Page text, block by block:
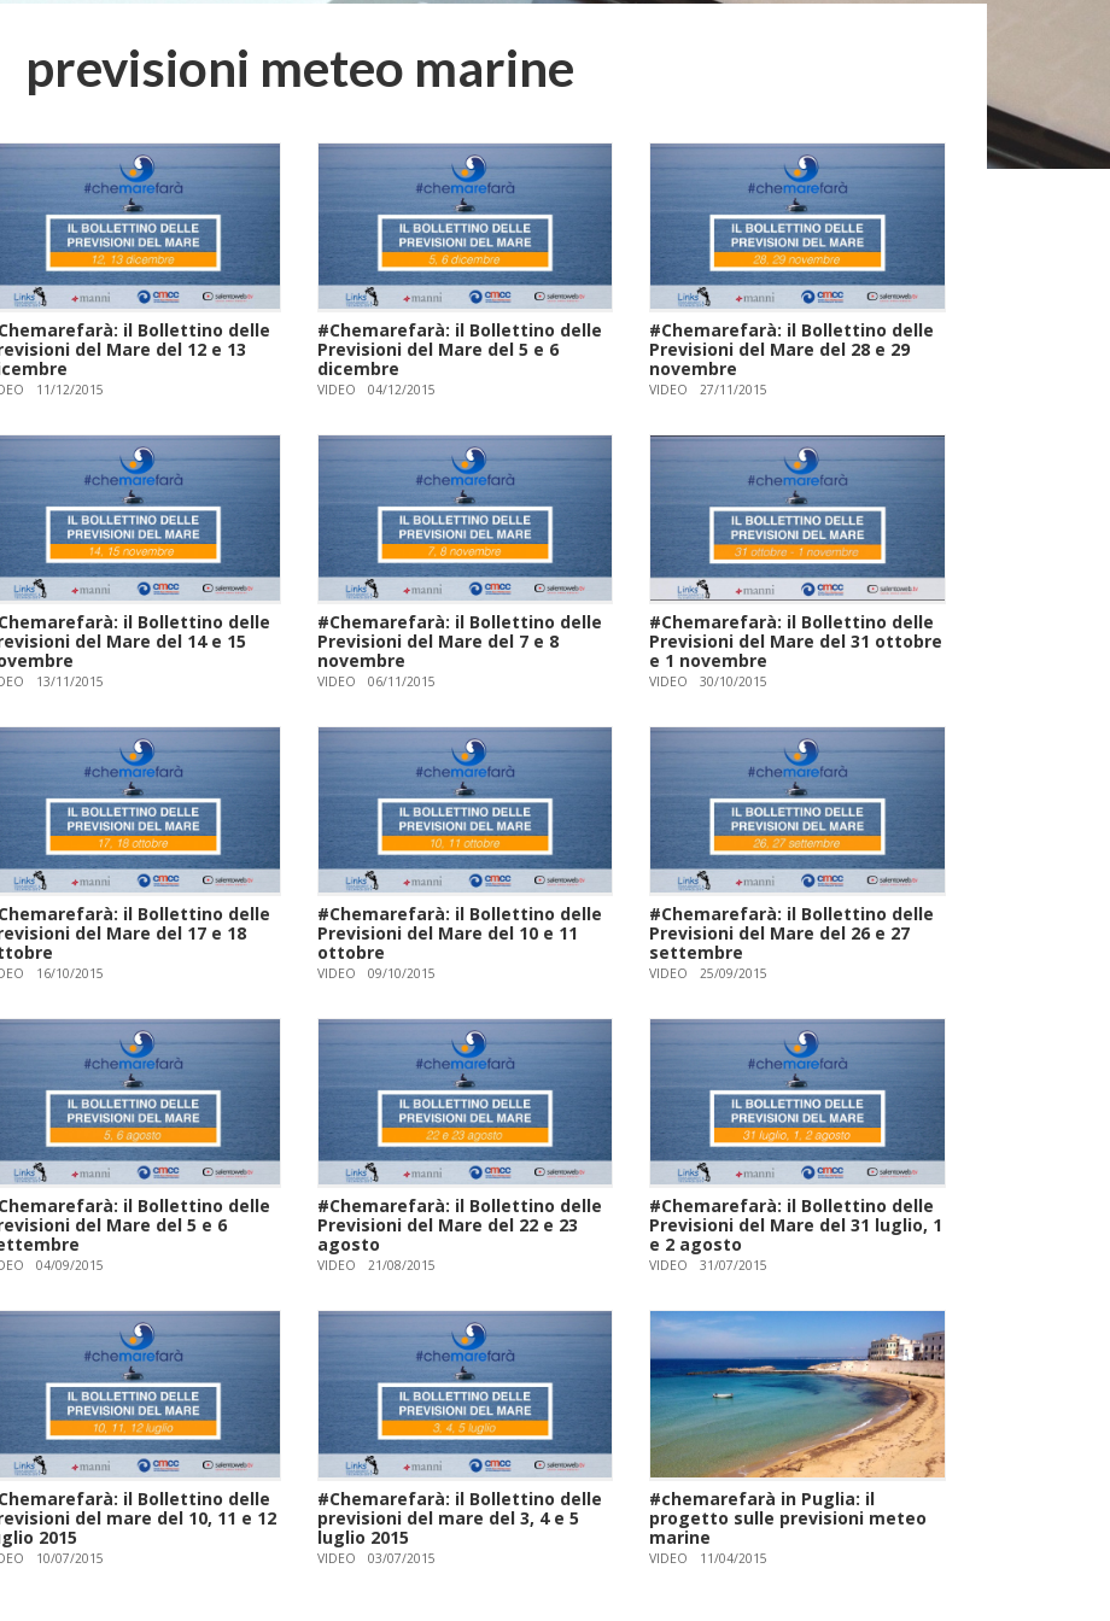
previsioni meteo marine
il Bollettino delle
del Mare del 12 e 13
11/12/2015
#Chemarefarà: il Bollettino delle
Previsioni del Mare del 5 e 6
dicembre
VIDEO 04/12/2015
#Chemarefarà: il Bollettino delle
Previsioni del Mare del 28 e 29
novembre
VIDEO 27/11/2015
il Bollettino delle
del Mare del 14 e 15
13/11/2015
#Chemarefarà: il Bollettino delle
Previsioni del Mare del 7 e 8
novembre
VIDEO 06/11/2015
#Chemarefarà: il Bollettino delle
Previsioni del Mare del 31 ottobre
e 1 novembre
VIDEO 30/10/2015
il Bollettino delle
del Mare del 17 e 18
16/10/2015
#Chemarefarà: il Bollettino delle
Previsioni del Mare del 10 e 11
ottobre
VIDEO 09/10/2015
#Chemarefarà: il Bollettino delle
Previsioni del Mare del 26 e 27
settembre
VIDEO 25/09/2015
il Bollettino delle
del Mare del 5 e 6
04/09/2015
#Chemarefarà: il Bollettino delle
Previsioni del Mare del 22 e 23
agosto
VIDEO 21/08/2015
#Chemarefarà: il Bollettino delle
Previsioni del Mare del 31 luglio, 1
e 2 agosto
VIDEO 31/07/2015
il Bollettino delle
del mare del 10, 11 e 12
2015
10/07/2015
#Chemarefarà: il Bollettino delle
previsioni del mare del 3, 4 e 5
luglio 2015
VIDEO 03/07/2015
#chemarefarà in Puglia: il
progetto sulle previsioni meteo
marine
VIDEO 11/04/2015